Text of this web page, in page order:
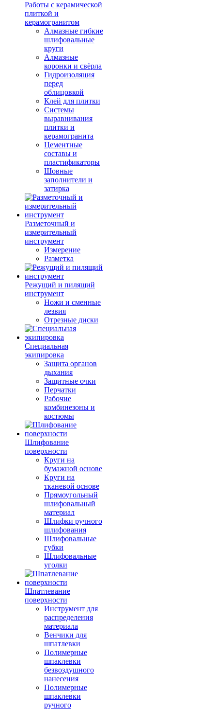
Работы с керамической
плиткой и
керамогранитом
Алмазные гибкие
шлифовальные
круги
Алмазные
коронки и свёрла
Гидроизоляция
перед
облицовкой
Клей для плитки
Системы
выравнивания
плитки и
керамогранита
Цементные
составы и
пластификаторы
Шовные
заполнители и
затирка
Разметочный и
измерительный
инструмент
Измерение
Разметка
Режущий и пилящий
инструмент
Ножи и сменные
лезвия
Отрезные диски
Специальная
экипировка
Защита органов
дыхания
Защитные очки
Перчатки
Рабочие
комбинезоны и
костюмы
Шлифование
поверхности
Круги на
бумажной основе
Круги на
тканевой основе
Прямоугольный
шлифовальный
материал
Шлифки ручного
шлифования
Шлифовальные
губки
Шлифовальные
уголки
Шпатлевание
поверхности
Инструмент для
распределения
материала
Венчики для
шпатлевки
Полимерные
шпаклевки
безвоздушного
нанесения
Полимерные
шпаклевки
ручного